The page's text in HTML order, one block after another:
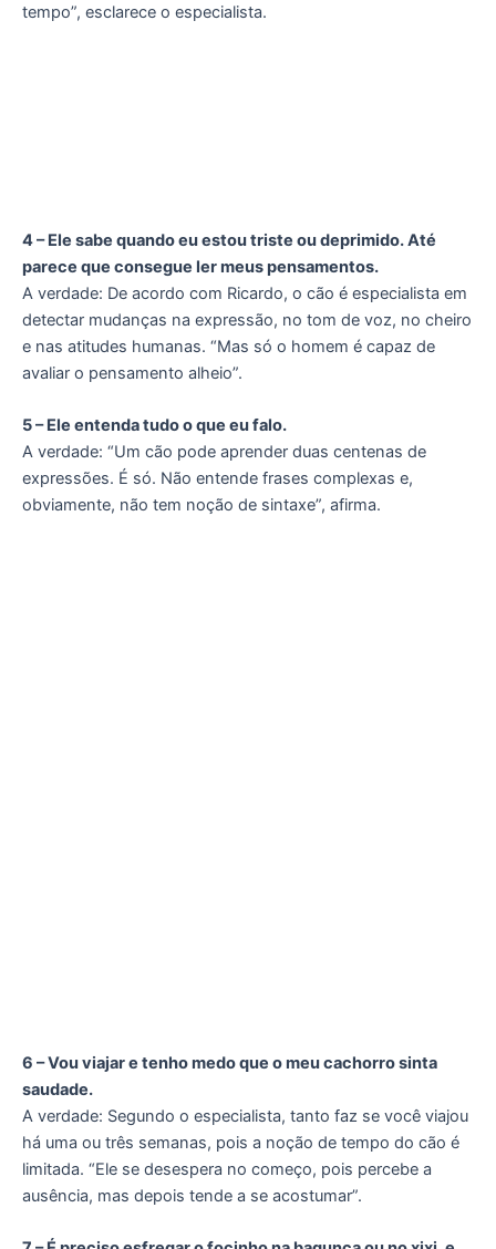
tempo”, esclarece o especialista.
4 – Ele sabe quando eu estou triste ou deprimido. Até
parece que consegue ler meus pensamentos.
A verdade: De acordo com Ricardo, o cão é especialista em
detectar mudanças na expressão, no tom de voz, no cheiro
e nas atitudes humanas. “Mas só o homem é capaz de
avaliar o pensamento alheio”.
5 – Ele entenda tudo o que eu falo.
A verdade: “Um cão pode aprender duas centenas de
expressões. É só. Não entende frases complexas e,
obviamente, não tem noção de sintaxe”, afirma.
6 – Vou viajar e tenho medo que o meu cachorro sinta
saudade.
A verdade: Segundo o especialista, tanto faz se você viajou
há uma ou três semanas, pois a noção de tempo do cão é
limitada. “Ele se desespera no começo, pois percebe a
ausência, mas depois tende a se acostumar”.